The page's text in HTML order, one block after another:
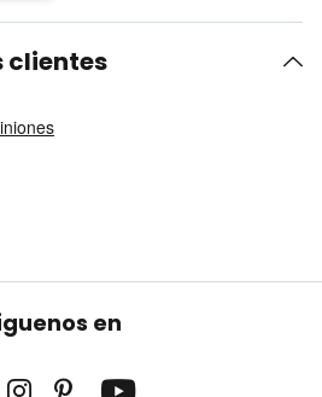
clientes
en